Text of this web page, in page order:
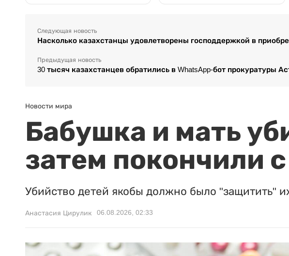
Следующая новость
Насколько казахстанцы удовлетворены господдержкой в
Предыдущая новость
30 тысяч казахстанцев обратились в WhatsApp-бот прокуратуры
Новости мира
Бабушка и мать
затем покончили
Убийство детей якобы должно было "защитить"
Анастасия Цирулик 06.08.2026, 02:33